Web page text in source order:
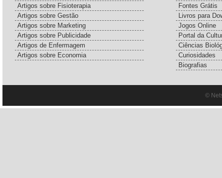
Artigos sobre Fisioterapia
Artigos sobre Gestão
Artigos sobre Marketing
Artigos sobre Publicidade
Artigos de Enfermagem
Artigos sobre Economia
Fontes Grátis
Livros para
Jogos Online
Portal da
Ciências
Curiosidades
Biografias
©